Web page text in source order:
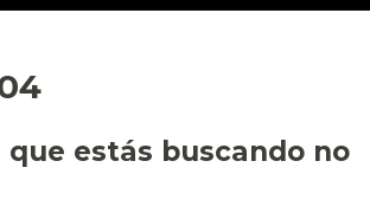
que estás buscando no